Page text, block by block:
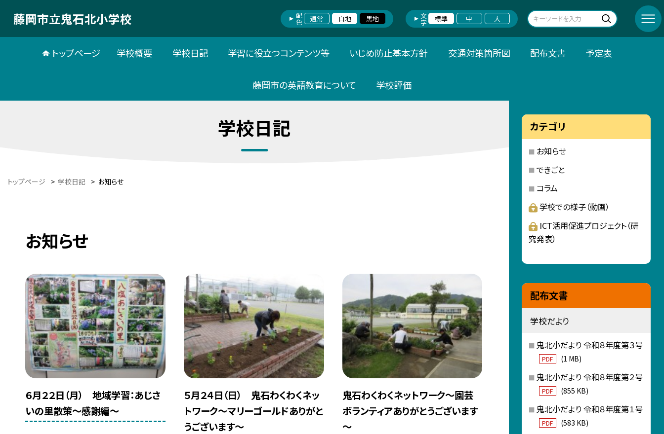
藤岡市立鬼石北小学校 配色 通常 白地 黒地 文字 標準 中 大
トップページ 学校概要 学校日記 学習に役立つコンテンツ等 いじめ防止基本方針 交通対策箇所図 配布文書 予定表
藤岡市の英語教育について 学校評価
学校日記
トップページ > 学校日記 > お知らせ
お知らせ
６月２２日（月） 地域学習：あじさ
いの里散策～感謝編～
５月２４日（日） 鬼石わくわくネッ
トワーク～マリーゴールドありがと
うございます～
鬼石わくわくネットワーク～園芸
ボランティアありがとうございます
～
カテゴリ
お知らせ
できごと
コラム
学校での様子（動画）
ICT活用促進プロジェクト（研
究発表）
配布文書
学校だより
鬼北小だより 令和８年度第３号
PDF (1 MB)
鬼北小だより 令和８年度第２号
PDF (855 KB)
鬼北小だより 令和８年度第１号
PDF (583 KB)